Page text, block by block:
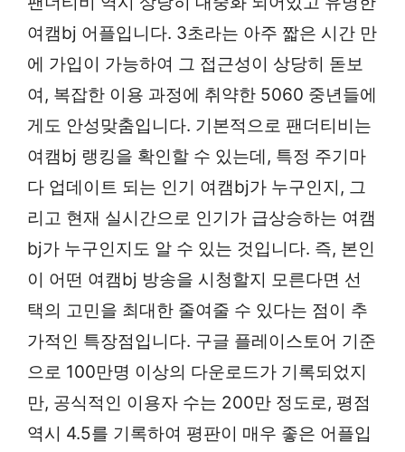
여캠bj 어플입니다. 3초라는 아주 짧은 시간 만
에 가입이 가능하여 그 접근성이 상당히 돋보
여, 복잡한 이용 과정에 취약한 5060 중년들에
게도 안성맞춤입니다. 기본적으로 팬더티비는
여캠bj 랭킹을 확인할 수 있는데, 특정 주기마
다 업데이트 되는 인기 여캠bj가 누구인지, 그
리고 현재 실시간으로 인기가 급상승하는 여캠
bj가 누구인지도 알 수 있는 것입니다. 즉, 본인
이 어떤 여캠bj 방송을 시청할지 모른다면 선
택의 고민을 최대한 줄여줄 수 있다는 점이 추
가적인 특장점입니다. 구글 플레이스토어 기준
으로 100만명 이상의 다운로드가 기록되었지
만, 공식적인 이용자 수는 200만 정도로, 평점
역시 4.5를 기록하여 평판이 매우 좋은 어플입